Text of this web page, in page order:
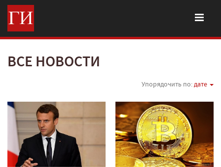
ВСЕ НОВОСТИ
Упорядочить по:дате